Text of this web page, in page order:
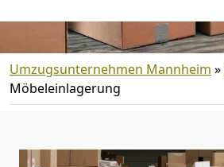
Umzugsunternehmen Mannheim »
Möbeleinlagerung